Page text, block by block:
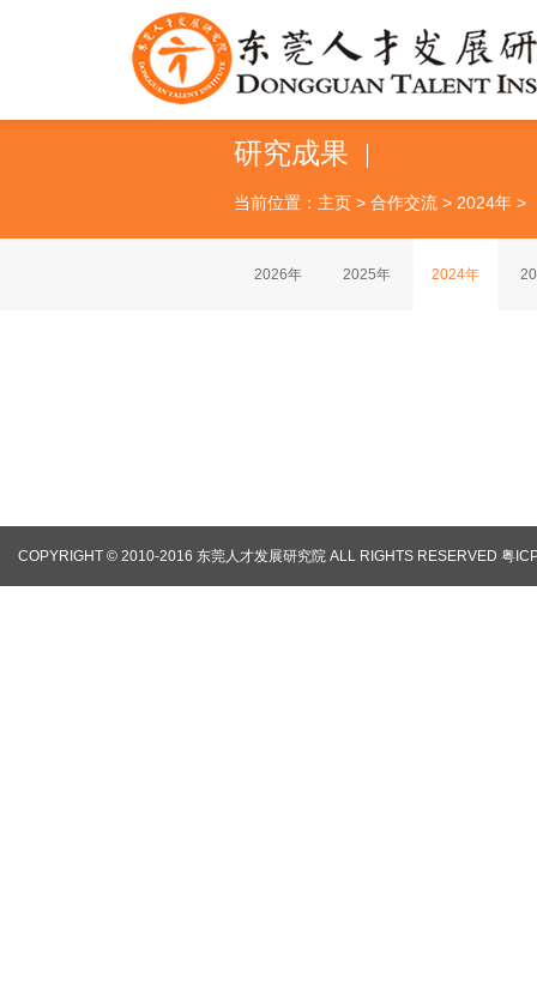
研究成果
当前位置： 主页 > 合作交流 > 2024年 >
2026年 2025年 2024年
COPYRIGHT © 2010-2016 东莞人才发展研究院 ALL RIGHTS RESERVED 粤